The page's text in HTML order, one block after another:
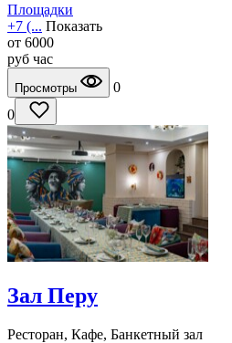
Площадки
+7 (... Показать
от 6000
руб час
Просмотры
0
0
Зал Перу
Ресторан, Кафе, Банкетный зал